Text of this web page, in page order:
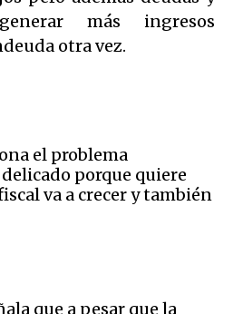
más ingresos
otra vez.
el problema
porque quiere
va a crecer y también
que a pesar que la